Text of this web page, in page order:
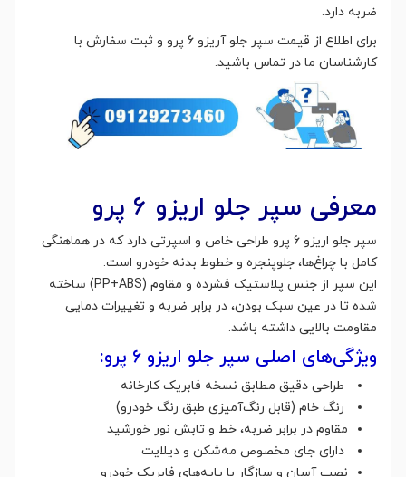
ضربه دارد.
برای اطلاع از قیمت سپر جلو آریزو 6 پرو و ثبت سفارش با
کارشناسان ما در تماس باشید.
معرفی سپر جلو اریزو ۶ پرو
سپر جلو اریزو 6 پرو طراحی خاص و اسپرتی دارد که در هماهنگی
کامل با چراغ‌ها، جلوپنجره و خطوط بدنه خودرو است.
این سپر از جنس پلاستیک فشرده و مقاوم (PP+ABS) ساخته
شده تا در عین سبک بودن، در برابر ضربه و تغییرات دمایی
مقاومت بالایی داشته باشد.
ویژگی‌های اصلی سپر جلو اریزو 6 پرو:
طراحی دقیق مطابق نسخه فابریک کارخانه
رنگ خام (قابل رنگ‌آمیزی طبق رنگ خودرو)
مقاوم در برابر ضربه، خط و تابش نور خورشید
دارای جای مخصوص مه‌شکن و دیلایت
نصب آسان و سازگار با پایه‌های فابریک خودرو